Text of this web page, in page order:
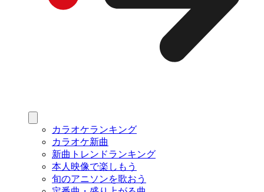
カラオケランキング
カラオケ新曲
新曲トレンドランキング
本人映像で楽しもう
旬のアニソンを歌おう